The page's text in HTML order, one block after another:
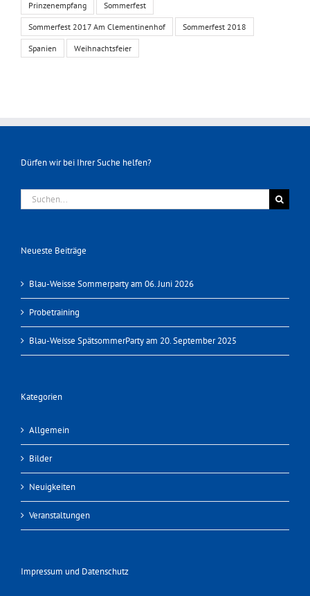
Prinzenempfang Sommerfest
Sommerfest 2017 Am Clementinenhof Sommerfest 2018
Spanien Weihnachtsfeier
Dürfen wir bei Ihrer Suche helfen?
Suche
nach:
Neueste Beiträge
Blau-Weisse Sommerparty am 06. Juni 2026
Probetraining
Blau-Weisse SpätsommerParty am 20. September 2025
Kategorien
Allgemein
Bilder
Neuigkeiten
Veranstaltungen
Impressum und Datenschutz